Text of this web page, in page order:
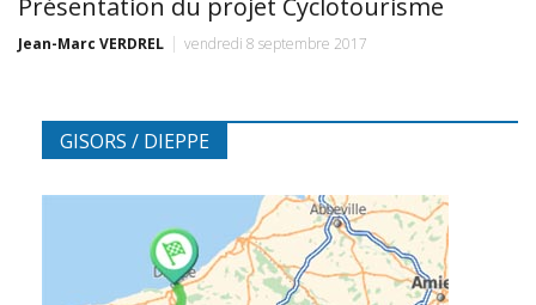
Présentation du projet Cyclotourisme
Jean-Marc VERDREL vendredi 8 septembre 2017
GISORS / DIEPPE